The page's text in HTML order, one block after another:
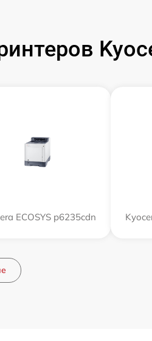
ECOSYS p6235cdn